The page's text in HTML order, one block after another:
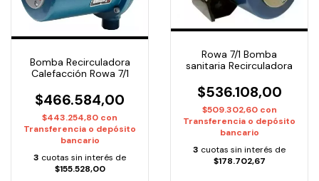
Bomba Recirculadora
Calefacción Rowa 7/1
$466.584,00
$443.254,80 con
Transferencia o depósito
bancario
3 cuotas sin interés de
$155.528,00
Rowa 7/1 Bomba
sanitaria Recirculadora
$536.108,00
$509.302,60 con
Transferencia o depósito
bancario
3 cuotas sin interés de
$178.702,67